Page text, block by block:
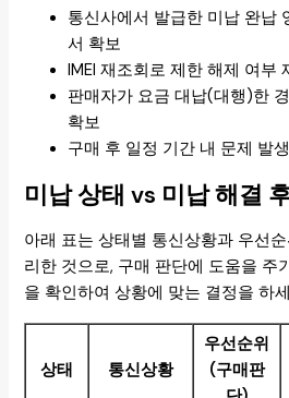
통신사에서 발급한 미납 완납
서 확보
IMEI 재조회로 제한 해제 여부
판매자가 요금 대납(대행)한
확보
구매 후 일정 기간 내 문제 발
미납 상태 vs 미납 해결
아래 표는 상태별 통신상황과 우선
리한 것으로, 구매 판단에 도움을 주
을 확인하여 상황에 맞는 결정을 하
상태 통신상황
우선순위
(구매판